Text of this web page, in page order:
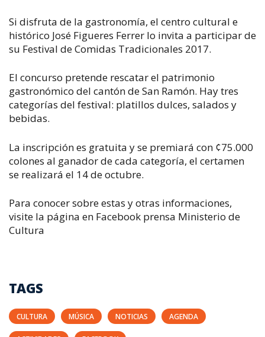
Si disfruta de la gastronomía, el centro cultural e
histórico José Figueres Ferrer lo invita a participar de
su Festival de Comidas Tradicionales 2017.
El concurso pretende rescatar el patrimonio
gastronómico del cantón de San Ramón. Hay tres
categorías del festival: platillos dulces, salados y
bebidas.
La inscripción es gratuita y se premiará con ¢75.000
colones al ganador de cada categoría, el certamen
se realizará el 14 de octubre.
Para conocer sobre estas y otras informaciones,
visite la página en Facebook prensa Ministerio de
Cultura
TAGS
CULTURA MÚSICA NOTICIAS AGENDA